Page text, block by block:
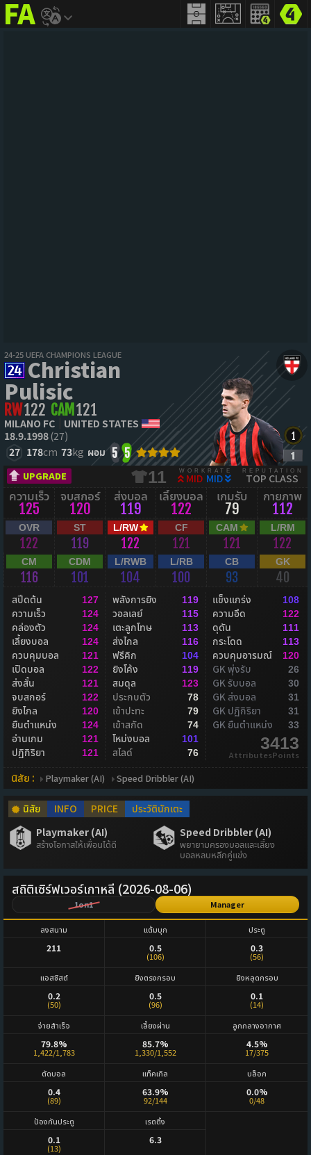
addict
24-25 UEFA CHAMPIONS LEAGUE
Christian
Pulisic
RW122 CAM 121
MILANO FC
UNITED STATES
18.9.1998(27)
27 178cm 73kg ผอม 5 5
UPGRADE 11 WORKRATE
MID MID
REPUTATION
TOP CLASS
ความเร็ว
125
จบสกอร์
120
ส่งบอล
119
เลี้ยงบอล
122
เกมรับ
79
กายภาพ
112
OVR
122
ST
119
L/RW
122
CF
121
CAM
121
L/RM
122
CM
116
CDM
101
L/RWB
104
L/RB
100
CB
93
GK
40
สปีดต้น 127
ความเร็ว 124
คล่องตัว 124
เลี้ยงบอล 124
ควบคุมบอล 121
เปิดบอล 122
ส่งสั้น 121
จบสกอร์ 122
ยิงไกล 120
ยืนตำแหน่ง 124
อ่านเกม 121
ปฏิกิริยา 121
พลังการยิง 119
วอลเลย์ 115
เตะลูกโทษ 113
ส่งไกล 116
ฟรีคิก 104
ยิงโค้ง 119
สมดุล 123
ประกบตัว 78
เข้าปะทะ 79
เข้าสกัด 74
โหม่งบอล 101
สไลด์ 76
แข็งแกร่ง 108
ความอึด 122
ดุดัน 111
กระโดด 113
ควบคุมอารมณ์ 120
GK พุ่งรับ 26
GK รับบอล 30
GK ส่งบอล 31
GK ปฏิกิริยา 31
GK ยืนตำแหน่ง 33
3413
AttributesPoints
นิสัย : Playmaker (AI) Speed Dribbler (AI)
นิสัย INFO PRICE
ประวัตินักเตะ
Playmaker (AI)
สร้างโอกาสให้เพื่อนได้ดี
Speed Dribbler (AI)
พยายามครองบอลและเลี้ยง
บอลหลบหลีกคู่แข่ง
สถิติเซิร์ฟเวอร์เกาหลี (2026-08-06)
1on1 Manager
ลงสนาม
211
แต้มบุก
0.5
(106)
ประตู
0.3
(56)
แอสซิสต์
0.2
(50)
ยิงตรงกรอบ
0.5
(96)
ยิงหลุดกรอบ
0.1
(14)
จ่ายสำเร็จ
79.8%
1,422/1,783
เลี้ยงผ่าน
85.7%
1,330/1,552
ลูกกลางอากาศ
4.5%
17/375
ตัดบอล
0.4
(89)
แท็คเกิล
63.9%
92/144
บล็อก
0.0%
0/48
ป้องกันประตู
0.1
(13)
เรตติ้ง
6.3